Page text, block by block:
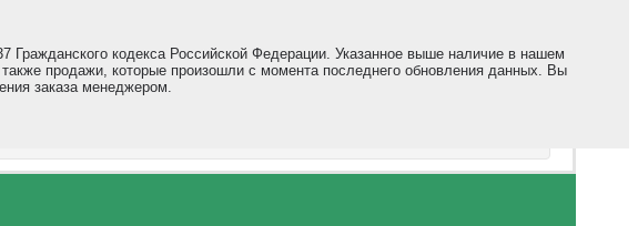
кодекса Российской Федерации. Указанное выше наличие в нашем
продажи, которые произошли с момента последнего обновления данных. Вы
заказа менеджером.